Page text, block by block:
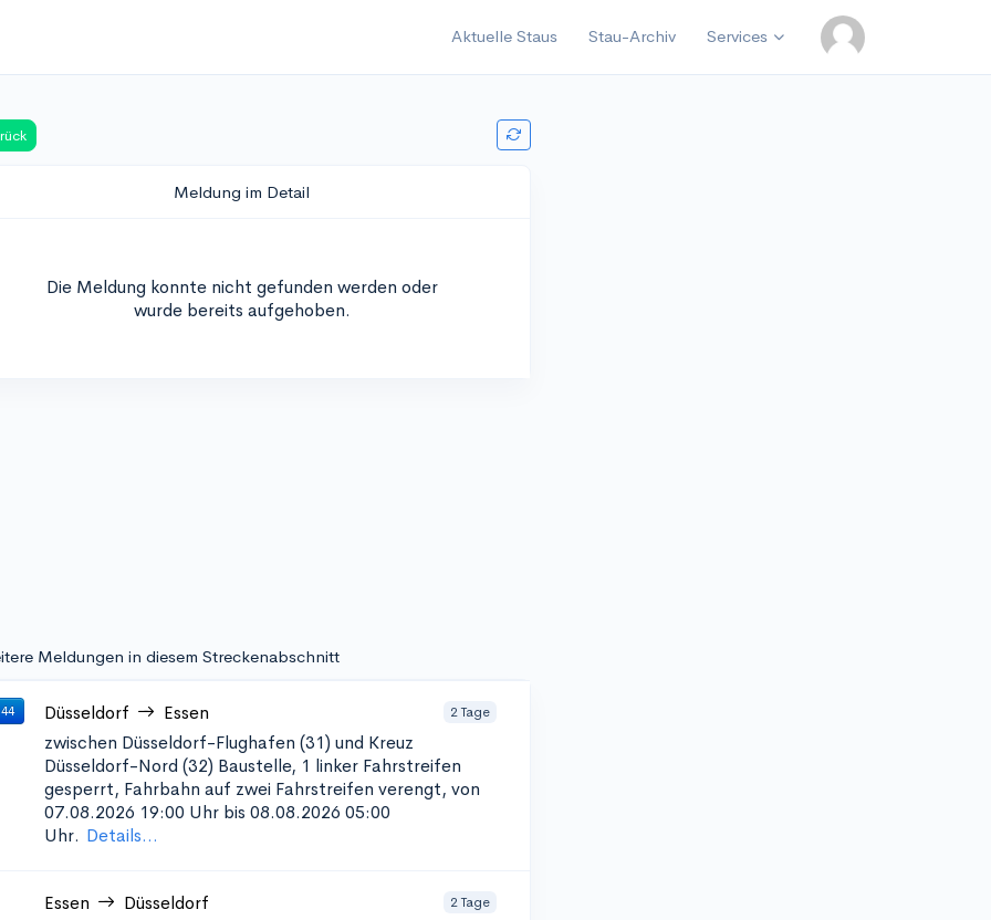
Aktuelle Staus Stau-Archiv Services
Meldung im Detail
Die Meldung konnte nicht gefunden werden oder
wurde bereits aufgehoben.
Meldungen in diesem Streckenabschnitt
Düsseldorf Essen 2 Tage
zwischen Düsseldorf-Flughafen (31) und Kreuz
Düsseldorf-Nord (32) Baustelle, 1 linker Fahrstreifen
gesperrt, Fahrbahn auf zwei Fahrstreifen verengt, von
07.08.2026 19:00 Uhr bis 08.08.2026 05:00
Uhr. Details...
Essen Düsseldorf 2 Tage